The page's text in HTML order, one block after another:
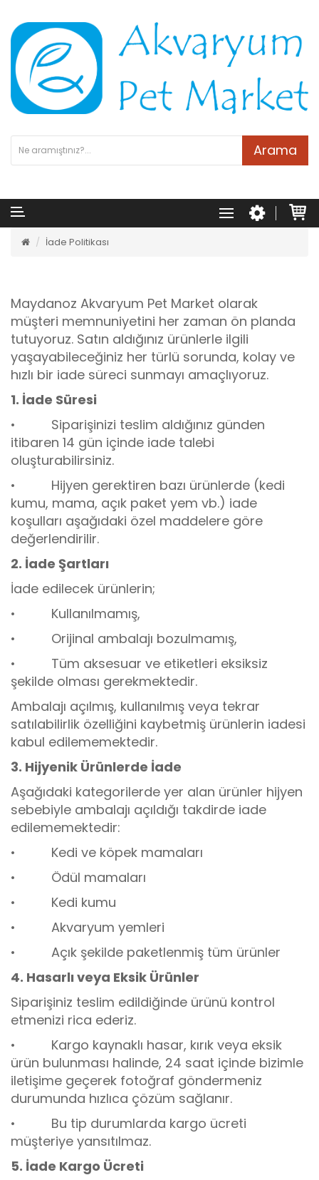
Arama
İade Politikası
Maydanoz Akvaryum Pet Market olarak
müşteri memnuniyetini her zaman ön planda
tutuyoruz. Satın aldığınız ürünlerle ilgili
yaşayabileceğiniz her türlü sorunda, kolay ve
hızlı bir iade süreci sunmayı amaçlıyoruz.
1. İade Süresi
• Siparişinizi teslim aldığınız günden
itibaren 14 gün içinde iade talebi
oluşturabilirsiniz.
• Hijyen gerektiren bazı ürünlerde (kedi
kumu, mama, açık paket yem vb.) iade
koşulları aşağıdaki özel maddelere göre
değerlendirilir.
2. İade Şartları
İade edilecek ürünlerin;
• Kullanılmamış,
• Orijinal ambalajı bozulmamış,
• Tüm aksesuar ve etiketleri eksiksiz
şekilde olması gerekmektedir.
Ambalajı açılmış, kullanılmış veya tekrar
satılabilirlik özelliğini kaybetmiş ürünlerin iadesi
kabul edilememektedir.
3. Hijyenik Ürünlerde İade
Aşağıdaki kategorilerde yer alan ürünler hijyen
sebebiyle ambalajı açıldığı takdirde iade
edilememektedir:
• Kedi ve köpek mamaları
• Ödül mamaları
• Kedi kumu
• Akvaryum yemleri
• Açık şekilde paketlenmiş tüm ürünler
4. Hasarlı veya Eksik Ürünler
Siparişiniz teslim edildiğinde ürünü kontrol
etmenizi rica ederiz.
• Kargo kaynaklı hasar, kırık veya eksik
ürün bulunması halinde, 24 saat içinde bizimle
iletişime geçerek fotoğraf göndermeniz
durumunda hızlıca çözüm sağlanır.
• Bu tip durumlarda kargo ücreti
müşteriye yansıtılmaz.
5. İade Kargo Ücreti